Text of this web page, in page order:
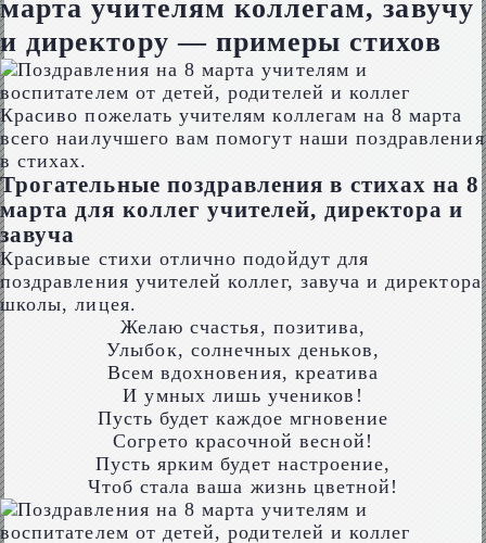
марта учителям коллегам, завучу
и директору — примеры стихов
Красиво пожелать учителям коллегам на 8 марта
всего наилучшего вам помогут наши поздравления
в стихах.
Трогательные поздравления в стихах на 8
марта для коллег учителей, директора и
завуча
Красивые стихи отлично подойдут для
поздравления учителей коллег, завуча и директора
школы, лицея.
Желаю счастья, позитива,
Улыбок, солнечных деньков,
Всем вдохновения, креатива
И умных лишь учеников!
Пусть будет каждое мгновение
Согрето красочной весной!
Пусть ярким будет настроение,
Чтоб стала ваша жизнь цветной!